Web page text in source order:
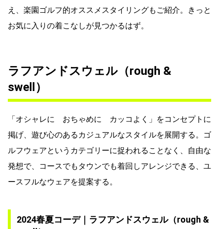
え、楽園ゴルフ的オススメスタイリングもご紹介。きっと
お気に入りの着こなしが見つかるはず。
ラフアンドスウェル（rough &
swell）
「オシャレに おちゃめに カッコよく」をコンセプトに
掲げ、遊び心のあるカジュアルなスタイルを展開する。ゴ
ルフウェアというカテゴリーに捉われることなく、自由な
発想で、コースでもタウンでも着回しアレンジできる、ユ
ースフルなウェアを提案する。
2024春夏コーデ｜ラフアンドスウェル（rough &